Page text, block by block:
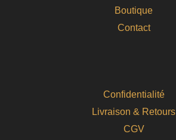
Boutique
Contact
Confidentialité
Livraison & Retours
CGV